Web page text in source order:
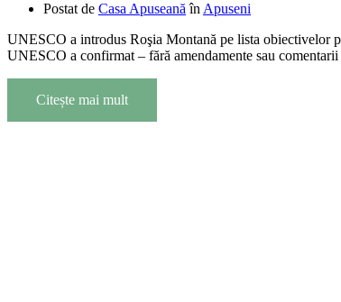
Postat de Casa Apuseană în Apuseni
UNESCO a introdus Roşia Montană pe lista obiectivelor
UNESCO a confirmat – fără amendamente sau
Citește mai mult